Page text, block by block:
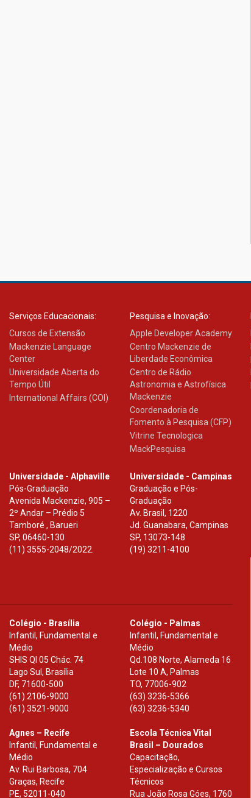
Serviços Educacionais:
Cursos de Extensão
Mackenzie Language
Center
Universidade Aberta do
Tempo Útil
International Affairs (COI)
Pesquisa e Inovação:
Apple Developer Academy
Centro Mackenzie de
Liberdade Econômica
Centro de Rádio
Astronomia e Astrofísica
Mackenzie
Coordenadoria de
Fomento à Pesquisa (CFP)
Vitrine Tecnologica
MackPesquisa
Universidade - Alphaville
Pós-Graduação
Avenida Mackenzie, 905 –
2º Andar – Prédio 5
Tamboré , Barueri
SP, 06460-130
(11) 3555-2048/2022.
Universidade - Campinas
Graduação e Pós-
Graduação
Av. Brasil, 1220
Jd. Guanabara, Campinas
SP, 13073-148
(19) 3211-4100
Colégio - Brasília
Infantil, Fundamental e
Médio
SHIS Ql 05 Chác. 74
Lago Sul, Brasília
DF, 71600-500
(61) 2106-9000
(61) 3521-9000
Colégio - Palmas
Infantil, Fundamental e
Médio
Qd.108 Norte, Alameda 16
Lote 10 A, Palmas
TO, 77006-902
(63) 3236-5366
(63) 3236-5340
Agnes – Recife
Infantil, Fundamental e
Médio
Av. Rui Barbosa, 704
Graças, Recife
PE, 52011-040
Escola Técnica Vital
Brasil – Dourados
Capacitação,
Especialização e Cursos
Técnicos
Rua João Rosa Góes, 1760